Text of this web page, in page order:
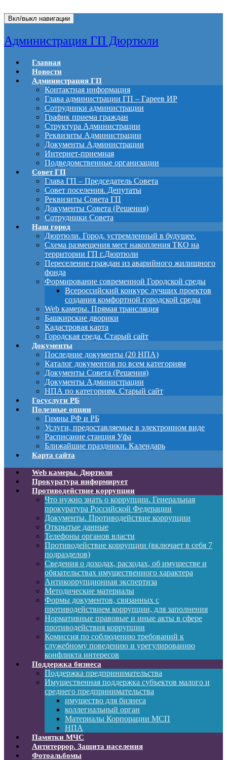
Вкл/выкл навигации
Администрация ГП Дюртюли
Главная
Новости
Администрация ГП
Контактная информация
Глава администрации ГП – Гареев ИР
Сотрудники администрации
График приема граждан
Структура Администрации
Реквизиты Администрации
Документы Администрации
Интернет-приемная
Подведомственные организации
Совет ГП
Глава ГП – Председатель Совета
Совет поселения. Депутаты
Реквизиты Совета ГП
Документы Совета (Решения)
Сотрудники Совета
Наш город
Дюртюли. Город, устремленный в будущее.
Схема размещения мест накопления ТКО на
территории ГП г.Дюртюли
Переселение граждан из аварийного жилищного
фонда
Формирование современной Городской среды
Всероссийский конкурс лучших проектов
создания комфортной городской среды
Web камеры. Прямая трансляция
Башкирские дворики
Кадастровая карта
Городская среда. Старый сайт
Документы
Последние документы (20 НПА)
Каталог документов по всем категориям
Документы Совета (Решения)
Документы Администрации
НПА по категориям. Старый сайт
Госуслуги РБ
Полезные опции
Гимны РФ и РБ
Услуги, предоставляемые в электронном виде
Расписание станция Уфа
Ближайшие праздники. Календарь
Карта сайта
Web камеры. Дюртюли
Прокуратура информирует
Противодействие коррупции
Что нужно знать о коррупции. Генеральная
прокуратура Российской Федерации
Документы. Противодействие коррупции
Открытые данные
Телефоны органов власти
Противодействие коррупции (включает в себя 7
подразделов)
Сведения о доходах, расходах, об имуществе и
обязательствах имущественного характера
Антикоррупционная экспертиза
Методические материалы
Формы документов, связанных с
противодействием коррупции, для заполнения
Нормативные правовые и иные акты в сфере
противодействия коррупции
Комиссия по соблюдению требований к
служебному поведению и урегулированию
конфликта интересов
Поддержка бизнеса
Поддержка предпринимательства
Имущественная поддержка субъектов малого и
среднего предпринимательства
имущество для бизнеса
коллегиальный орган
Материалы Корпорации МСП
НПА
Памятки МЧС
Антитеррор. Защита населения
Фотоальбомы